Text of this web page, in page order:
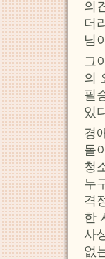
의
더
님
그
의
필
있
경
돌
청
누
격
한
사
없